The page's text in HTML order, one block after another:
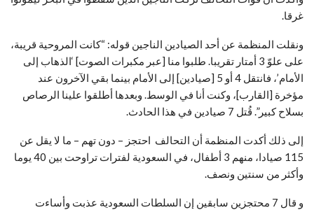
غرقا.
ونقلت المنظمة عن أحد الصيادين الناجين قوله: “كانت المروحية قريبة،
على علوّ 3 أمتار تقريبا. طلبوا منا [عبر مكبرات الصوت] ‘الذهاب إلى
الأمام’، فانتقل 4 أو 5 [صيادين] إلى الأمام بينما بقي الآخرون عند
مؤخرة [القارب]، وكنت أنا في الوسط. وبعدها أطلقوا علينا الرصاص
بسلاح كبير”. قُتل 7 صيادين في هذا الحادث.
إلى ذلك أكدت المنظمة أن التحالف احتجز – دون تهم – ما لا يقل عن
115 صيادا، منهم 3 أطفال، في السعودية لفترات تراوحت بين 40 يوما
وأكثر من سنتين ونصف.
و قال 7 محتجزين سابقين إن السلطات السعودية عذبت وأساءت